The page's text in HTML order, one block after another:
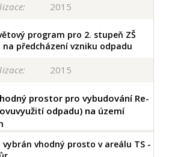
2015
program pro 2. stupeň ZŠ
na předcházení vzniku odpadu
2015
prostor pro vybudování Re-
odpadu) na území
vybrán vhodný prosto v areálu TS -